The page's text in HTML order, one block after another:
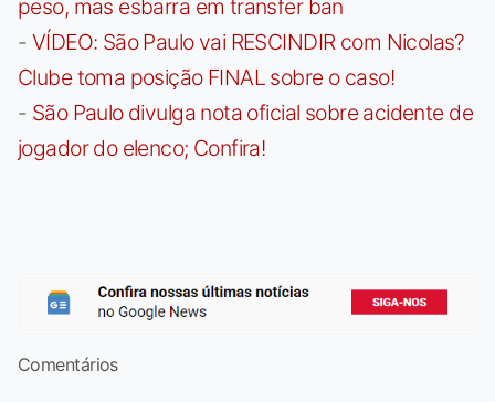
peso, mas esbarra em transfer ban
- VÍDEO: São Paulo vai RESCINDIR com Nicolas?
Clube toma posição FINAL sobre o caso!
- São Paulo divulga nota oficial sobre acidente de
jogador do elenco; Confira!
Comentários